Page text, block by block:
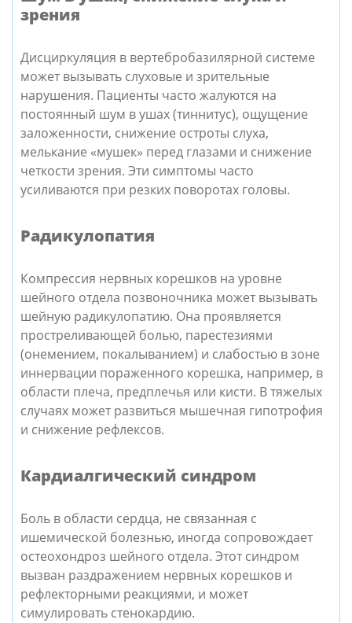
зрения
Дисциркуляция в вертебробазилярной системе
может вызывать слуховые и зрительные
нарушения. Пациенты часто жалуются на
постоянный шум в ушах (тиннитус), ощущение
заложенности, снижение остроты слуха,
мелькание «мушек» перед глазами и снижение
четкости зрения. Эти симптомы часто
усиливаются при резких поворотах головы.
Радикулопатия
Компрессия нервных корешков на уровне
шейного отдела позвоночника может вызывать
шейную радикулопатию. Она проявляется
простреливающей болью, парестезиями
(онемением, покалыванием) и слабостью в зоне
иннервации пораженного корешка, например, в
области плеча, предплечья или кисти. В тяжелых
случаях может развиться мышечная гипотрофия
и снижение рефлексов.
Кардиалгический синдром
Боль в области сердца, не связанная с
ишемической болезнью, иногда сопровождает
остеохондроз шейного отдела. Этот синдром
вызван раздражением нервных корешков и
рефлекторными реакциями, и может
симулировать стенокардию.